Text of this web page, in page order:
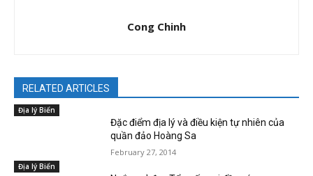
Cong Chinh
RELATED ARTICLES
Địa lý Biển
Đặc điểm địa lý và điều kiện tự nhiên của
quần đảo Hoàng Sa
February 27, 2014
Địa lý Biển